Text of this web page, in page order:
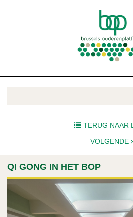
TERUG NAAR
VOLGENDE
QI GONG IN HET BOP